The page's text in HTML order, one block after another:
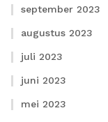
september 2023
augustus 2023
juli 2023
juni 2023
mei 2023